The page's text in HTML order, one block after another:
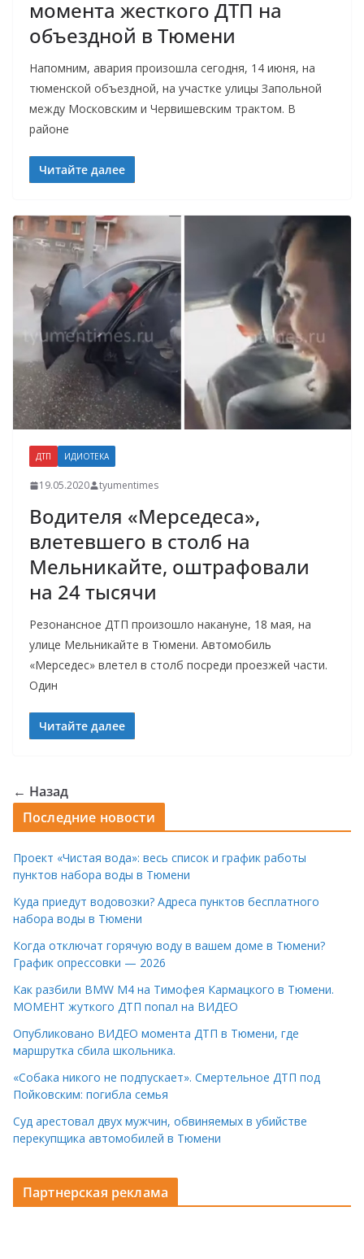
момента жесткого ДТП на
объездной в Тюмени
Напомним, авария произошла сегодня, 14 июня, на
тюменской объездной, на участке улицы Запольной
между Московским и Червишевским трактом. В
районе
Читайте далее
ДТП ИДИОТЕКА
19.05.2020 tyumentimes
Водителя «Мерседеса»,
влетевшего в столб на
Мельникайте, оштрафовали
на 24 тысячи
Резонансное ДТП произошло накануне, 18 мая, на
улице Мельникайте в Тюмени. Автомобиль
«Мерседес» влетел в столб посреди проезжей части.
Один
Читайте далее
← Назад
Последние новости
Проект «Чистая вода»: весь список и график работы
пунктов набора воды в Тюмени
Куда приедут водовозки? Адреса пунктов бесплатного
набора воды в Тюмени
Когда отключат горячую воду в вашем доме в Тюмени?
График опрессовки — 2026
Как разбили BMW M4 на Тимофея Кармацкого в Тюмени.
МОМЕНТ жуткого ДТП попал на ВИДЕО
Опубликовано ВИДЕО момента ДТП в Тюмени, где
маршрутка сбила школьника.
«Собака никого не подпускает». Смертельное ДТП под
Пойковским: погибла семья
Суд арестовал двух мужчин, обвиняемых в убийстве
перекупщика автомобилей в Тюмени
Партнерская реклама